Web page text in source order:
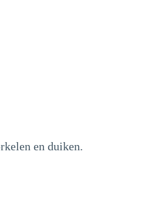
en duiken.